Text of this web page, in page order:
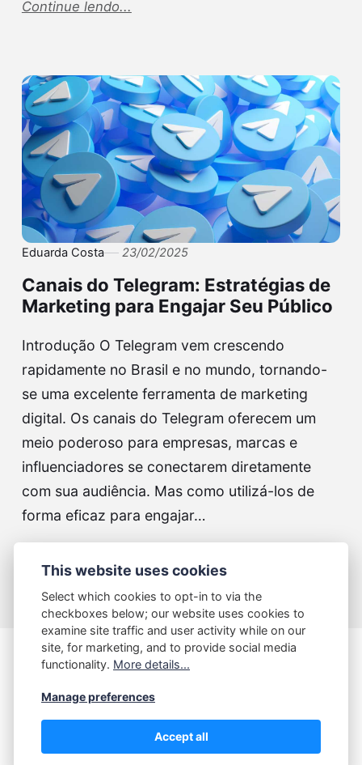
Continue lendo...
Eduarda Costa 23/02/2025
Canais do Telegram: Estratégias de
Marketing para Engajar Seu Público
Introdução O Telegram vem crescendo
rapidamente no Brasil e no mundo, tornando-
se uma excelente ferramenta de marketing
digital. Os canais do Telegram oferecem um
meio poderoso para empresas, marcas e
influenciadores se conectarem diretamente
com sua audiência. Mas como utilizá-los de
forma eficaz para engajar…
Contato Política de Privacidade
@2026
This website uses cookies
Select which cookies to opt-in to via the
checkboxes below; our website uses cookies to
examine site traffic and user activity while on our
site, for marketing, and to provide social media
functionality. More details...
Manage preferences
Accept all